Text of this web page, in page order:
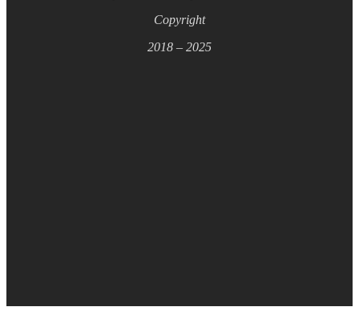
Copyright
2018 – 2025